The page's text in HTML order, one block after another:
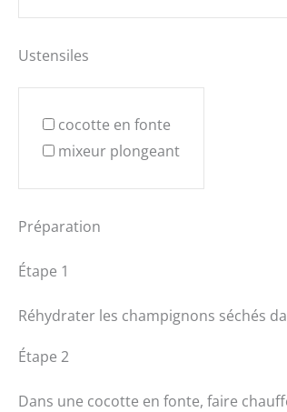
Ustensiles
cocotte en fonte
mixeur plongeant
Préparation
Étape 1
Réhydrater les champignons séchés
Étape 2
Dans une cocotte en fonte, faire